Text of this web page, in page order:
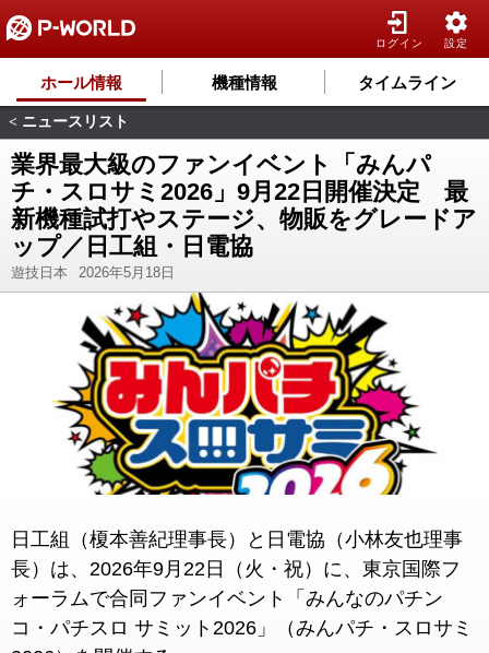
ログイン 設定
ホール情報 機種情報 タイムライン
< ニュースリスト
業界最大級のファンイベント「みんパ
チ・スロサミ2026」9月22日開催決定 最
新機種試打やステージ、物販をグレードア
ップ／日工組・日電協
遊技日本 2026年5月18日
日工組（榎本善紀理事長）と日電協（小林友也理事
長）は、2026年9月22日（火・祝）に、東京国際フ
ォーラムで合同ファンイベント「みんなのパチン
コ・パチスロ サミット2026」（みんパチ・スロサミ